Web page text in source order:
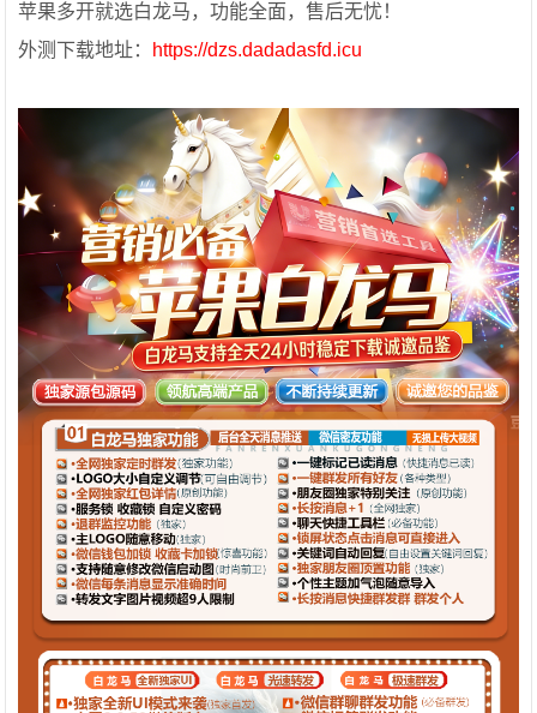
苹果多开就选白龙马，功能全面，售后无忧！
外测下载地址： https://dzs.dadadasfd.icu